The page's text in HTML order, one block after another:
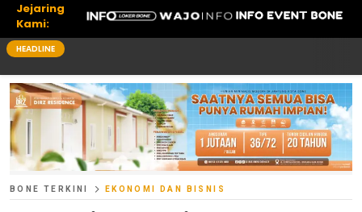
Jejaring
Kami:
HEADLINE
BONE TERKINI EKONOMI DAN BISNIS